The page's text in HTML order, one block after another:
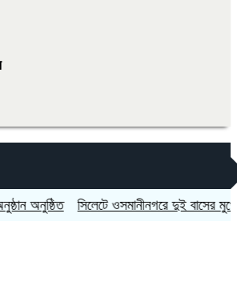
অনুষ্ঠিত সিলেটে ওসমানীনগরে দুই বাসের মুখোমুখি